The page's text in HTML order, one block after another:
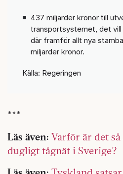
437 miljarder kronor till
transportsystemet, det vill
där framför allt nya
miljarder kronor.
Källa: Regeringen
***
Läs även: Varför är det
dugligt tågnät i Sverige?